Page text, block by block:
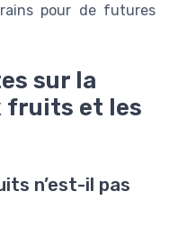
pour de futures
sur la
fruits et les
n’est-il pas